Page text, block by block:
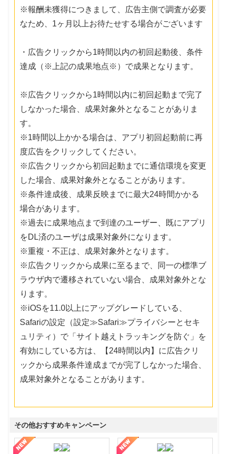
※報酬未獲得につきまして、広告主側で調査が必要
なため、1ヶ月以上お待たせする場合がございます
・広告クリックから1時間以内の初回起動後、条件
達成（※上記の成果地点※）で成果となります。
※広告クリックから1時間以内に初回起動まで完了
しなかった場合、成果対象外となることがありま
す。
※1時間以上かかる場合は、アプリ初回起動前に再
度広告をクリックしてください。
※広告クリックから初回起動までに通信環境を変更
した場合、成果対象外となることがあります。
※条件達成後、成果反映までに最大24時間かかる
場合があります。
※過去に成果地点まで到達のユーザー、既にアプリ
をDL済のユーザは成果対象外になります。
※重複・不正は、成果対象外となります。
※広告クリックから成果に至るまで、同一の標準ブ
ラウザ内で遷移されていない場合、成果対象外とな
ります。
※iOSを11.0以上にアップグレードしている、
Safariの設定（設定≫Safari≫プライバシーとセキ
ュリティ）で「サイト越えトラッキングを防ぐ」を
有効にしている方は、【24時間以内】に広告クリ
ックから成果条件達成までが完了しなかった場合、
成果対象外となることがあります。
その他おすすめキャンペーン